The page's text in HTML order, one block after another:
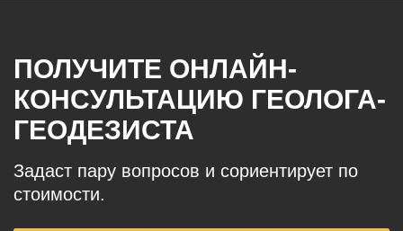
ПОЛУЧИТЕ ОНЛАЙН-
КОНСУЛЬТАЦИЮ ГЕОЛОГА-
ГЕОДЕЗИСТА
Задаст пару вопросов и сориентирует по
стоимости.